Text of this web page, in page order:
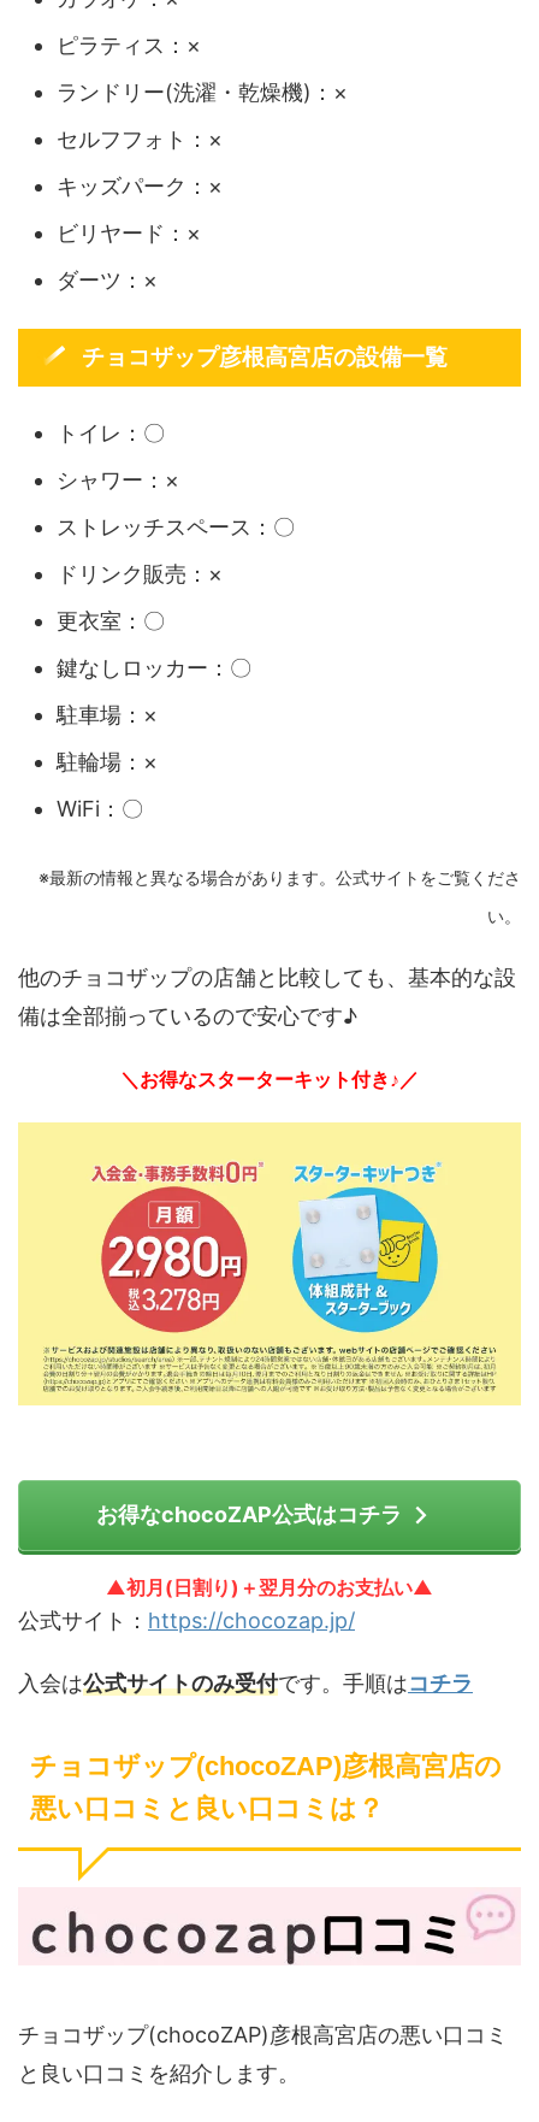
ピラティス：×
ランドリー(洗濯・乾燥機)：×
セルフフォト：×
キッズパーク：×
ビリヤード：×
ダーツ：×
チョコザップ彦根高宮店の設備一覧
トイレ：〇
シャワー：×
ストレッチスペース：〇
ドリンク販売：×
更衣室：〇
鍵なしロッカー：〇
駐車場：×
駐輪場：×
WiFi：〇
※最新の情報と異なる場合があります。公式サイトをご覧くださ
い。
他のチョコザップの店舗と比較しても、基本的な設
備は全部揃っているので安心です♪
＼お得なスターターキット付き♪／
お得なchocoZAP公式はコチラ
▲初月(日割り)＋翌月分のお支払い▲
公式サイト： https://chocozap.jp/
入会は公式サイトのみ受付です。手順はコチラ
チョコザップ(chocoZAP)彦根高宮店の
悪い口コミと良い口コミは？
チョコザップ(chocoZAP)彦根高宮店の悪い口コミ
と良い口コミを紹介します。